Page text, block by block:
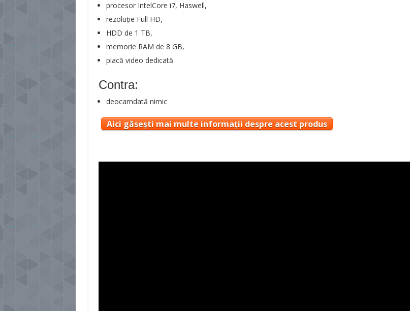
procesor IntelCore i7, Haswell,
rezoluție Full HD,
HDD de 1 TB,
memorie RAM de 8 GB,
placă video dedicată
Contra:
deocamdată nimic
Aici găsești mai multe informații despre acest produs